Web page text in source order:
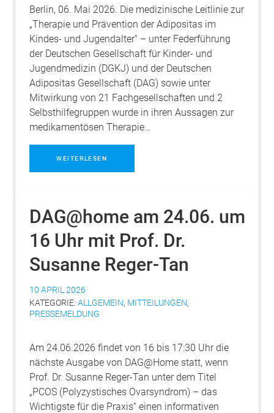
Berlin, 06. Mai 2026. Die medizinische Leitlinie zur
„Therapie und Prävention der Adipositas im
Kindes- und Jugendalter“ – unter Federführung
der Deutschen Gesellschaft für Kinder- und
Jugendmedizin (DGKJ) und der Deutschen
Adipositas Gesellschaft (DAG) sowie unter
Mitwirkung von 21 Fachgesellschaften und 2
Selbsthilfegruppen wurde in ihren Aussagen zur
medikamentösen Therapie…
WEITERLESEN
DAG@home am 24.06. um
16 Uhr mit Prof. Dr.
Susanne Reger-Tan
10 APRIL 2026
KATEGORIE: ALLGEMEIN, MITTEILUNGEN,
PRESSEMELDUNG
Am 24.06.2026 findet von 16 bis 17:30 Uhr die
nächste Ausgabe von DAG@Home statt, wenn
Prof. Dr. Susanne Reger-Tan unter dem Titel
„PCOS (Polyzystisches Ovarsyndrom) – das
Wichtigste für die Praxis“ einen informativen